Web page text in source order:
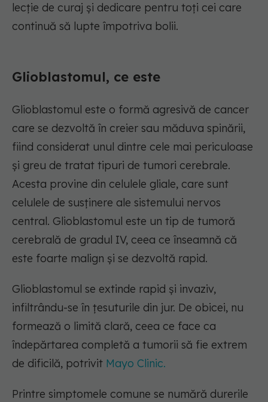
lecție de curaj și dedicare pentru toți cei care
continuă să lupte împotriva bolii.
Glioblastomul, ce este
Glioblastomul este o formă agresivă de cancer
care se dezvoltă în creier sau măduva spinării,
fiind considerat unul dintre cele mai periculoase
și greu de tratat tipuri de tumori cerebrale.
Acesta provine din celulele gliale, care sunt
celulele de susținere ale sistemului nervos
central. Glioblastomul este un tip de tumoră
cerebrală de gradul IV, ceea ce înseamnă că
este foarte malign și se dezvoltă rapid.
Glioblastomul se extinde rapid și invaziv,
infiltrându-se în țesuturile din jur. De obicei, nu
formează o limită clară, ceea ce face ca
îndepărtarea completă a tumorii să fie extrem
de dificilă, potrivit Mayo Clinic.
Printre simptomele comune se numără durerile